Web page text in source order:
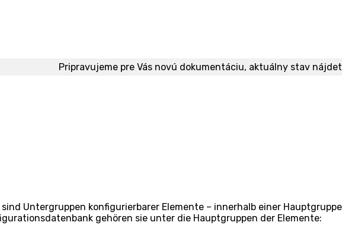
Pripravujeme pre Vás novú dokumentáciu, aktuálny stav
Untergruppen konfigurierbarer Elemente – innerhalb einer
gehören sie unter die Hauptgruppen der Elemente: